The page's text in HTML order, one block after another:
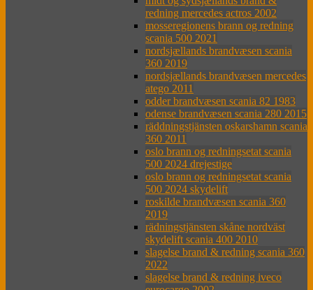
redning mercedes actros 2002
mosseregionens brann og redning
scania 500 2021
nordsjællands brandvæsen scania
360 2019
nordsjællands brandvæsen mercedes
atego 2011
odder brandvæsen scania 82 1983
odense brandvæsen scania 280 2015
räddningstjänsten oskarshamn scania
360 2011
oslo brann og redningsetat scania
500 2024 drejestige
oslo brann og redningsetat scania
500 2024 skydelift
roskilde brandvæsen scania 360
2019
rädningstjänsten skåne nordväst
skydelift scania 400 2010
slagelse brand & redning scania 360
2022
slagelse brand & redning iveco